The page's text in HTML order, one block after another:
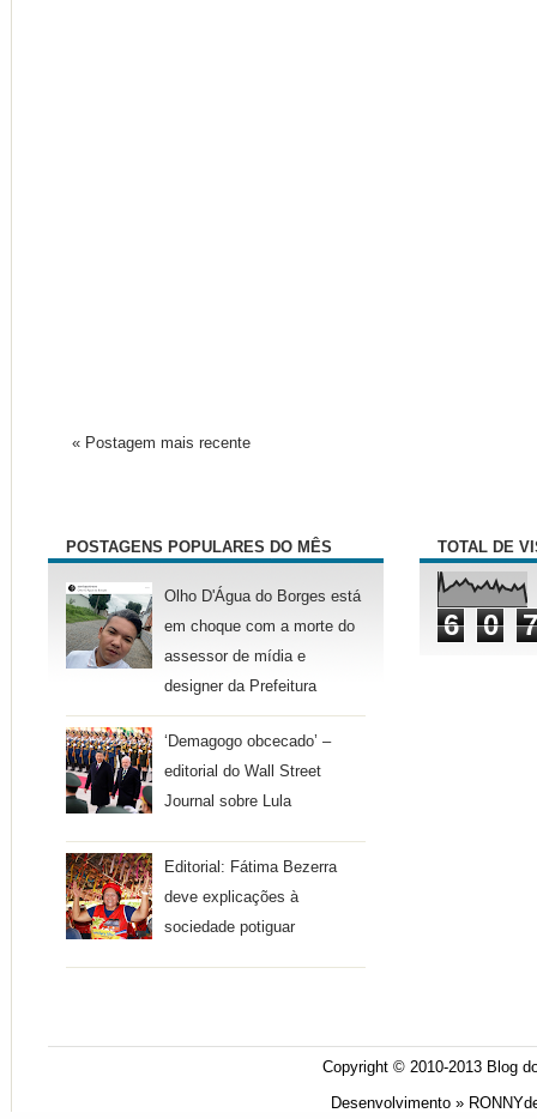
« Postagem mais recente
POSTAGENS POPULARES DO MÊS
Olho D'Água do Borges está
em choque com a morte do
assessor de mídia e
designer da Prefeitura
‘Demagogo obcecado’ –
editorial do Wall Street
Journal sobre Lula
Editorial: Fátima Bezerra
deve explicações à
sociedade potiguar
TOTAL DE
6 0 7
Copyright © 2010-2013 Blog
Desenvolvimento »